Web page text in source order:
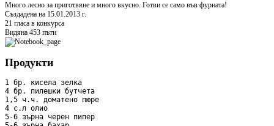
Много лесно за приготвяне и много вкусно. Готви се само във фурната!
Създадена на 15.01.2013 г.
21 гласа в конкурса
Видяна 453 пъти
Продукти
1 бр. кисела зелка
4 бр. пилешки бутчета
1,5 ч.ч. доматено пюре
4 с.л олио
5-6 зърна черен пипер